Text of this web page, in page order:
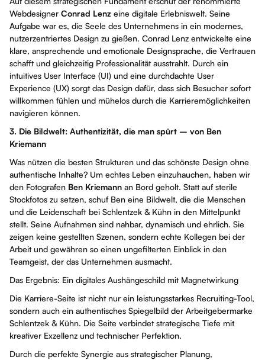
Webdesigner Conrad Lenz eine digitale Erlebniswelt. Seine
Aufgabe war es, die Seele des Unternehmens in ein modernes,
nutzerzentriertes Design zu gießen. Conrad Lenz entwickelte eine
klare, ansprechende und emotionale Designsprache, die Vertrauen
schafft und gleichzeitig Professionalität ausstrahlt. Durch ein
intuitives User Interface (UI) und eine durchdachte User
Experience (UX) sorgt das Design dafür, dass sich Besucher sofort
willkommen fühlen und mühelos durch die Karrieremöglichkeiten
navigieren können.
3. Die Bildwelt: Authentizität, die man spürt – von Ben
Kriemann
Was nützen die besten Strukturen und das schönste Design ohne
authentische Inhalte? Um echtes Leben einzuhauchen, haben wir
den Fotografen Ben Kriemann an Bord geholt. Statt auf sterile
Stockfotos zu setzen, schuf Ben eine Bildwelt, die die Menschen
und die Leidenschaft bei Schlentzek & Kühn in den Mittelpunkt
stellt. Seine Aufnahmen sind nahbar, dynamisch und ehrlich. Sie
zeigen keine gestellten Szenen, sondern echte Kollegen bei der
Arbeit und gewähren so einen ungefilterten Einblick in den
Teamgeist, der das Unternehmen ausmacht.
Das Ergebnis: Ein digitales Aushängeschild mit Magnetwirkung
Die Karriere-Seite ist nicht nur ein leistungsstarkes Recruiting-Tool,
sondern auch ein authentisches Spiegelbild der Arbeitgebermarke
Schlentzek & Kühn. Die Seite verbindet strategische Tiefe mit
kreativer Exzellenz und technischer Perfektion.
Durch die perfekte Synergie aus strategischer Planung,